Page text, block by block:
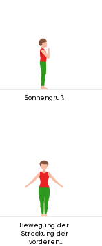
Sonnengruß
Bewegung der
Streckung der
vorderen